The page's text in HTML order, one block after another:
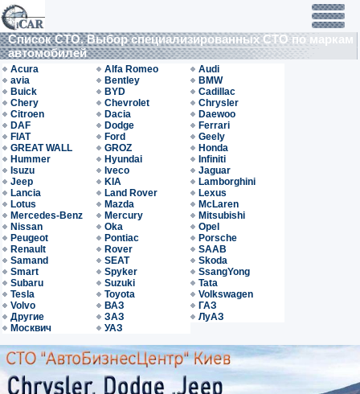
Список СТО. Выбор специализированных СТО по маркам
автомобилей
Acura Alfa Romeo
Audi
avia
Bentley
BMW
Buick
BYD
Cadillac
Chery
Chevrolet
Chrysler
Citroen
Dacia
Daewoo
DAF
Dodge
Ferrari
FIAT
Ford
Geely
GREAT WALL
GROZ
Honda
Hummer
Hyundai
Infiniti
Isuzu
Iveco
Jaguar
Jeep
KIA
Lamborghini
Lancia
Land Rover
Lexus
Lotus
Mazda
McLaren
Mercedes-Benz
Mercury
Mitsubishi
Nissan
Oka
Opel
Peugeot
Pontiac
Porsche
Renault
Rover
SAAB
Samand
SEAT
Skoda
Smart
Spyker
SsangYong
Subaru
Suzuki
Tata
Tesla
Toyota
Volkswagen
Volvo
ВАЗ
ГАЗ
Другие
ЗАЗ
ЛуАЗ
Москвич
УАЗ